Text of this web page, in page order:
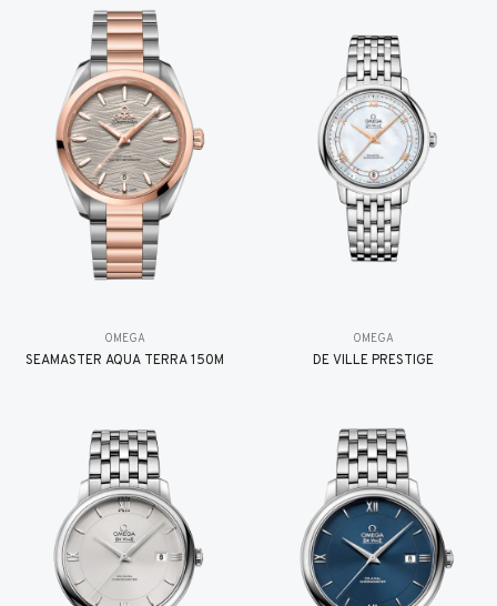
OMEGA
SEAMASTER AQUA TERRA 150M
OMEGA
DE VILLE PRESTIGE